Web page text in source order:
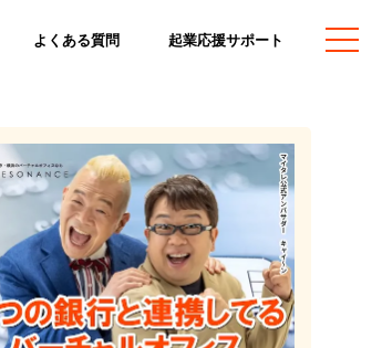
よくある質問 起業応援サポート